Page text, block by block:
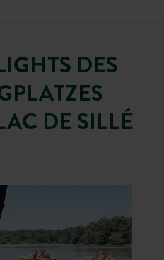
DES
DE SILLÉ